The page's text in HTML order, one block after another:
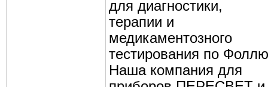
для диагностики,
терапии и
медикаментозного
тестирования по
Наша компания для